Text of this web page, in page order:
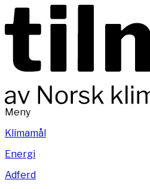
Meny
Klimamål
Energi
Adferd